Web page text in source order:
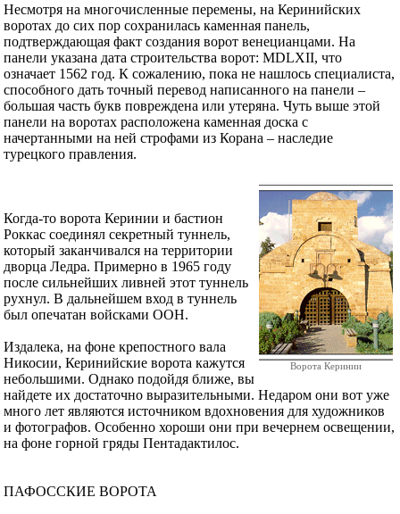
Несмотря на многочисленные перемены, на Керинийских
воротах до сих пор сохранилась каменная панель,
подтверждающая факт создания ворот венецианцами. На
панели указана дата строительства ворот: MDLXII, что
означает 1562 год. К сожалению, пока не нашлось специалиста,
способного дать точный перевод написанного на панели –
большая часть букв повреждена или утеряна. Чуть выше этой
панели на воротах расположена каменная доска с
начертанными на ней строфами из Корана – наследие
турецкого правления.
Ворота Керинии
Когда-то ворота Керинии и бастион
Роккас соединял секретный туннель,
который заканчивался на территории
дворца Ледра. Примерно в 1965 году
после сильнейших ливней этот туннель
рухнул. В дальнейшем вход в туннель
был опечатан войсками ООН.
Издалека, на фоне крепостного вала
Никосии, Керинийские ворота кажутся
небольшими. Однако подойдя ближе, вы
найдете их достаточно выразительными. Недаром они вот уже
много лет являются источником вдохновения для художников
и фотографов. Особенно хороши они при вечернем освещении,
на фоне горной гряды Пентадактилос.
ПАФОССКИЕ ВОРОТА